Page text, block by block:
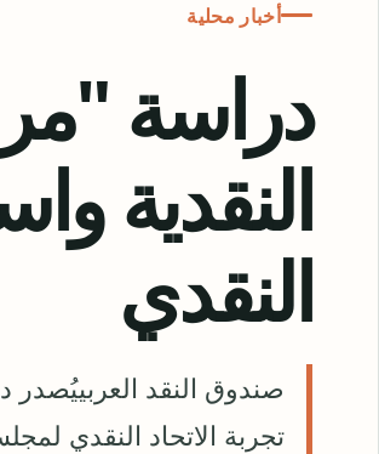
أخبار محلية
دراسة
النقدية
النقدي
صندوق النقد
تجربة الاتحاد النقدي